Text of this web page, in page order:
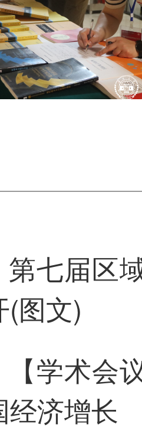
第七届区
图文)
【学术
济增长